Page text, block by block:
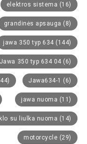
elektros sistema (16)
grandinės apsauga (8)
jawa 350 typ 634 (144)
Jawa 350 typ 634 04 (6)
Jawa634-1 (6)
jawa nuoma (11)
su liulka nuoma (14)
motorcycle (29)